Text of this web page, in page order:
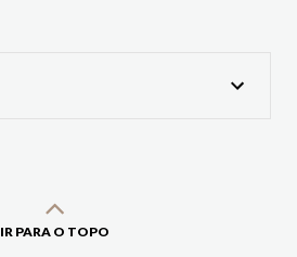
IR PARA O TOPO